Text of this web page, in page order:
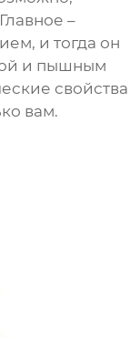
–
и тогда он
и пышным
свойства
вам.